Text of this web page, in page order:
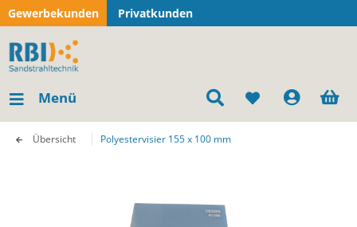
Gewerbekunden Privatkunden
Menü
Übersicht Polyestervisier 155 x 100 mm